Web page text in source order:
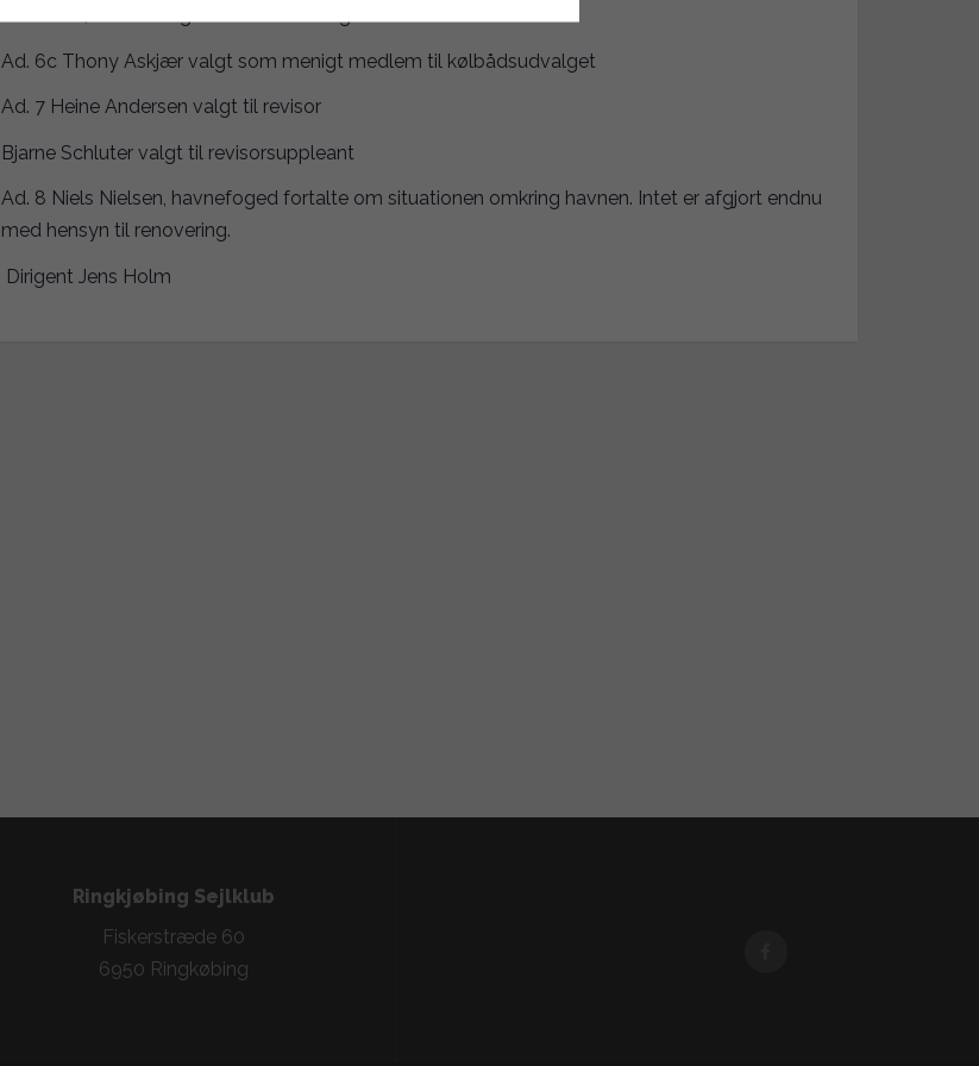
Ad. 6c Thony Askjær valgt som menigt medlem til kølbådsudvalget
Ad. 7 Heine Andersen valgt til revisor
Bjarne Schluter valgt til revisorsuppleant
Ad. 8 Niels Nielsen, havnefoged fortalte om situationen omkring havnen. Intet er afgjort endnu
med hensyn til renovering.
Dirigent Jens Holm
Ringkjøbing Sejlklub
Fiskerstræde 60
6950 Ringkøbing